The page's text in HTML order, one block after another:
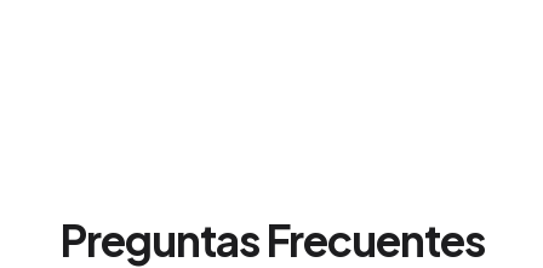
Preguntas Frecuentes